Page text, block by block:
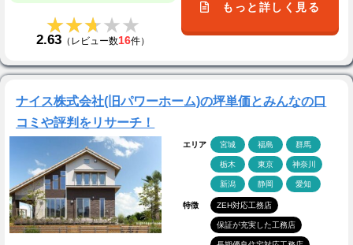
★★★★★
★★★★★
2.63 （レビュー数16件）
もっと詳しく見る
ナイス株式会社(旧パワーホーム)の坪単価とみんなの口
コミや評判をリサーチ！
エリア 宮城 福島 群馬
栃木 東京 神奈川
新潟 静岡 愛知
特徴 ZEH対応工務店
保証が充実した工務店